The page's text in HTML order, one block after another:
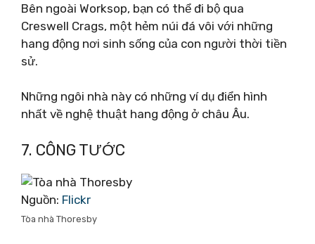
Bên ngoài Worksop, bạn có thể đi bộ qua
Creswell Crags, một hẻm núi đá vôi với những
hang động nơi sinh sống của con người thời tiền
sử.
Những ngôi nhà này có những ví dụ điển hình
nhất về nghệ thuật hang động ở châu Âu.
7. CÔNG TƯỚC
Nguồn: Flickr
Tòa nhà Thoresby